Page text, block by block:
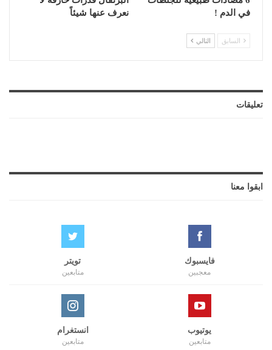
في الدم !
نعرف عنها شيئاً
السابق التالي
تعليقات
ابقوا معنا
فايسبوك
معجبين
تويتر
متابعين
يوتيوب
متابعين
انستغرام
متابعين